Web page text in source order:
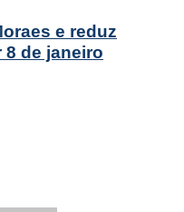
e reduz
8 de janeiro